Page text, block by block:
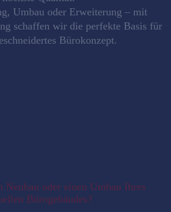
Umbau oder Erweiterung – mit
schaffen wir die perfekte Basis für
Bürokonzept.
Neubau oder einen Umbau Ihres
Bürogebäudes?